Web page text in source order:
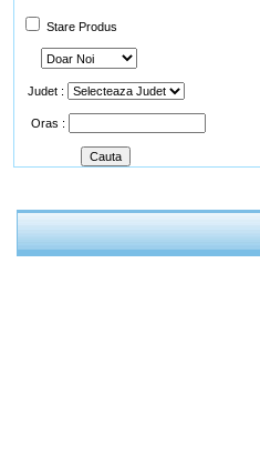
Stare Produs
Judet :
Oras :